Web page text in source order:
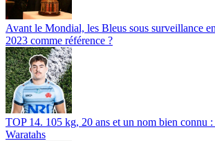
Avant le Mondial, les Bleus sous surveillance
2023 comme référence ?
TOP 14. 105 kg, 20 ans et un nom bien connu
Waratahs